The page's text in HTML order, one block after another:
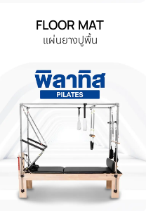
FLOOR MAT
แผ่นยางปูพื้น